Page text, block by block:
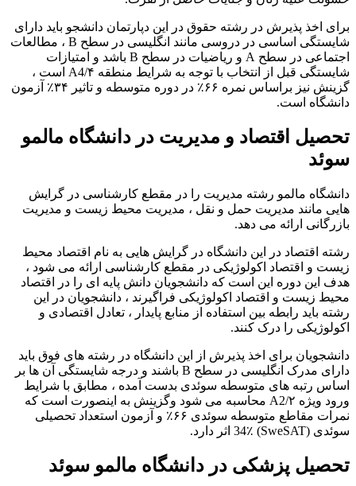
برای اخذ پذیرش در رشته حقوق در این دپارتمان دانشجو باید دارای
شایستگی اساسی در دروسی مانند انگلیسی در سطح B ، مطالعات
اجتماعی در سطح A و ریاضیات در سطح B باشد و امتیازات
شایستگی قبل از انتخاب با توجه به شرایط منطقه ۴/A4 است ،
گزینش نیز براساس نمره ۶۶٪ در دوره متوسطه و تاثیر ۳۴٪ آزمون
دانشگاه است.
تحصیل اقتصاد و مدیریت در دانشگاه مالمو
سوئد
دانشگاه مالمو رشته مدیریت را در مقطع کارشناسی در گرایش
هایی مانند مدیریت حمل و نقل ، مدیریت محیط زیست و مدیریت
بازرگانی ارائه می دهد.
رشته اقتصاد در این دانشگاه در گرایش هایی به نام اقتصاد محیط
زیست و اقتصاد اکولوژیکی در مقطع کارشناسی ارائه می شود ،
هدف این دوره این است که دانشجویان دانش پایه ای را در اقتصاد
محیط زیست و اقتصاد اکولوژیکی فراگیرند ، دانشجویان در این
رشته باید رابطه بین استفاده از منابع پایدار ، تعادل اقتصادی و
اکولوژیکی را درک کنند.
دانشجویان برای اخذ پذیرش از این دانشگاه در رشته های فوق باید
دارای مدرک انگلیسی در سطح B باشند و درجه شایستگی آن ها بر
اساس رتبه های متوسطه سوئدی بدست آمده ، مطابق با شرایط
ورود ویژه ۲/A2 محاسبه می شود وگزینش به اینصورت است که
نمرات مقاطع متوسطه سوئدی ۶۶٪ و آزمون استعداد تحصیلی
سوئدی (SweSAT) 34٪ اثر دارد.
تحصیل پزشکی در دانشگاه مالمو سوئد